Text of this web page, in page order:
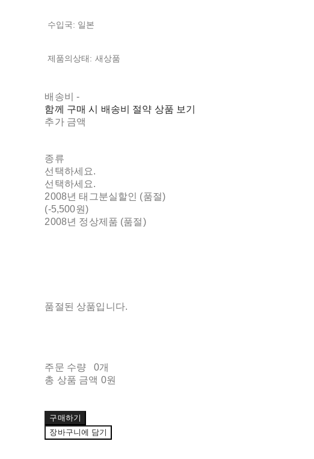
수입국: 일본
제품의상태: 새상품
배송비-
함께 구매 시 배송비 절약 상품 보기
추가 금액
종류
선택하세요.
선택하세요.
2008년 태그분실할인 (품절)
(-5,500원)
2008년 정상제품 (품절)
품절된 상품입니다.
주문 수량
0개
총 상품 금액 0원
구매하기
장바구니에 담기